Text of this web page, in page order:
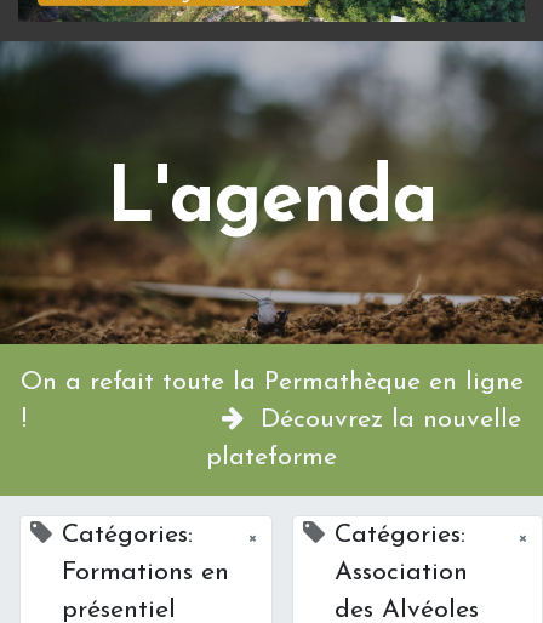
L'agenda
On a refait toute la Permathèque en ligne
!
Découvrez la nouvelle
plateforme
Catégories:
Formations en
présentiel
×
Catégories:
Association
des Alvéoles
×